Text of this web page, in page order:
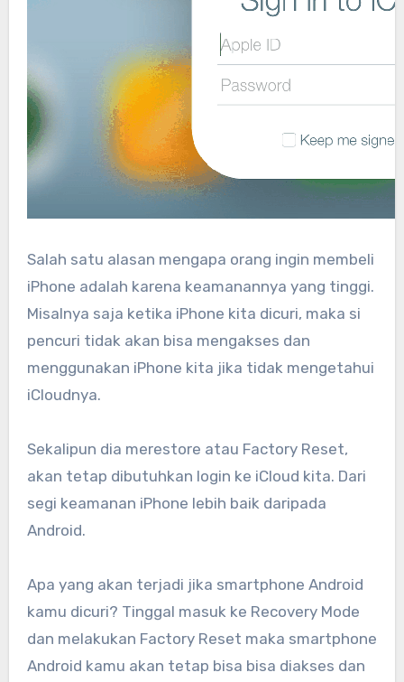
Salah satu alasan mengapa orang ingin membeli
iPhone adalah karena keamanannya yang tinggi.
Misalnya saja ketika iPhone kita dicuri, maka si
pencuri tidak akan bisa mengakses dan
menggunakan iPhone kita jika tidak mengetahui
iCloudnya.
Sekalipun dia merestore atau Factory Reset,
akan tetap dibutuhkan login ke iCloud kita. Dari
segi keamanan iPhone lebih baik daripada
Android.
Apa yang akan terjadi jika smartphone Android
kamu dicuri? Tinggal masuk ke Recovery Mode
dan melakukan Factory Reset maka smartphone
Android kamu akan tetap bisa bisa diakses dan